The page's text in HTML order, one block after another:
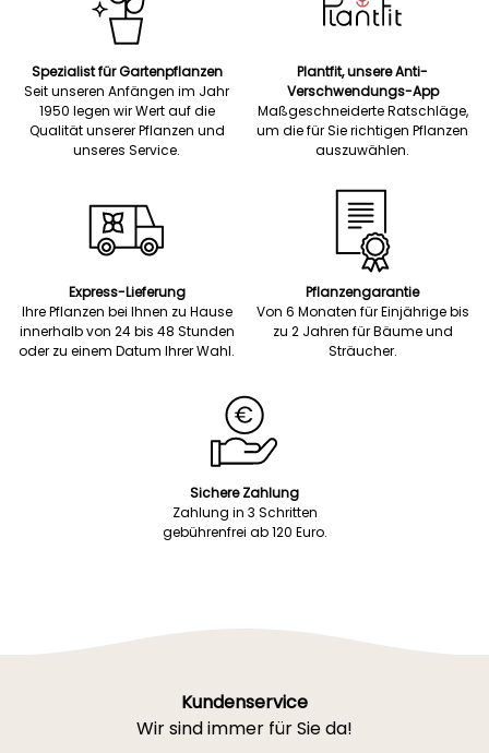
Spezialist für Gartenpflanzen
Seit unseren Anfängen im Jahr
1950 legen wir Wert auf die
Qualität unserer Pflanzen und
unseres Service.
Plantfit, unsere Anti-
Verschwendungs-App
Maßgeschneiderte Ratschläge,
um die für Sie richtigen Pflanzen
auszuwählen.
Express-Lieferung
Ihre Pflanzen bei Ihnen zu Hause
innerhalb von 24 bis 48 Stunden
oder zu einem Datum Ihrer Wahl.
Pflanzengarantie
Von 6 Monaten für Einjährige bis
zu 2 Jahren für Bäume und
Sträucher.
Sichere Zahlung
Zahlung in 3 Schritten
gebührenfrei ab 120 Euro.
Kundenservice
Wir sind immer für Sie da!